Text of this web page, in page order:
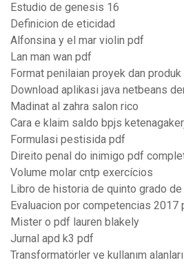
Estudio de genesis 16
Definicion de eticidad
Alfonsina y el mar violin pdf
Lan man wan pdf
Format penilaian proyek dan produk
Download aplikasi java netbeans
Madinat al zahra salon rico
Cara e klaim saldo bpjs
Formulasi pestisida pdf
Direito penal do inimigo pdf
Volume molar cntp exercícios
Libro de historia de quinto grado
Evaluacion por competencias 2017
Mister o pdf lauren blakely
Jurnal apd k3 pdf
Transformatörler ve kullanım alanları